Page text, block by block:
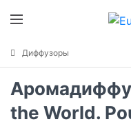
Диффузоры
the World.